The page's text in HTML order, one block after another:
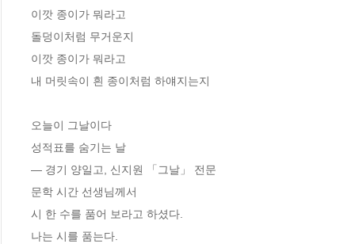
이깟 종이가 뭐라고
돌덩이처럼 무거운지
이깟 종이가 뭐라고
내 머릿속이 흰 종이처럼 하얘지는지
오늘이 그날이다
성적표를 숨기는 날
― 경기 양일고, 신지원 「그날」 전문
문학 시간 선생님께서
시 한 수를 품어 보라고 하셨다.
나는 시를 품는다.